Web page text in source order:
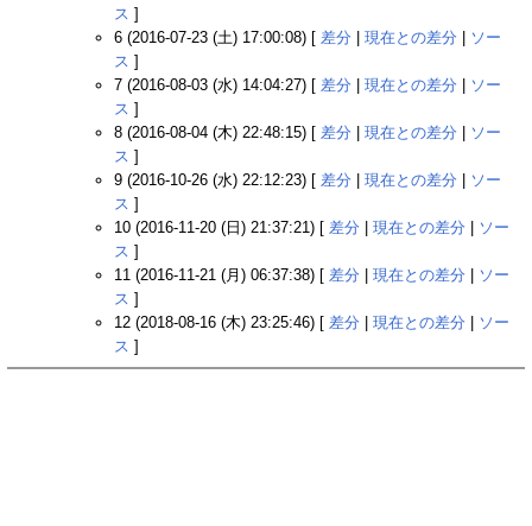
ス ]
6 (2016-07-23 (土) 17:00:08) [ 差分 現在との差分
ソー
ス ]
7 (2016-08-03 (水) 14:04:27) [ 差分 現在との差分
ソー
ス ]
8 (2016-08-04 (木) 22:48:15) [ 差分 現在との差分
ソー
ス ]
9 (2016-10-26 (水) 22:12:23) [ 差分 現在との差分
ソー
ス ]
10 (2016-11-20 (日) 21:37:21) [ 差分 現在との差分
ソー
ス ]
11 (2016-11-21 (月) 06:37:38) [ 差分 現在との差分
ソー
ス ]
12 (2018-08-16 (木) 23:25:46) [ 差分 現在との差分
ソー
ス ]